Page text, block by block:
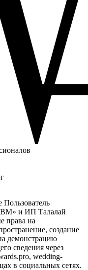
и ИП Талалай
права на
создание
демонстрацию
сведения через
wedding-
в социальных сетях.